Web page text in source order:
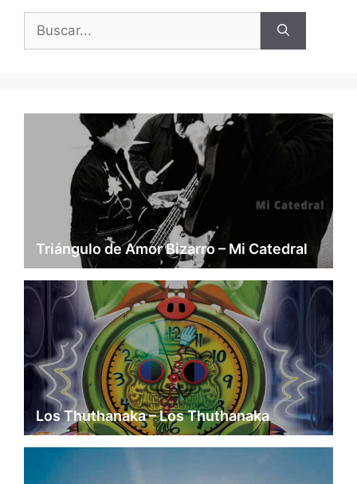
Triángulo de Amor Bizarro – Mi Catedral
Los Thuthanaka – Los Thuthanaka